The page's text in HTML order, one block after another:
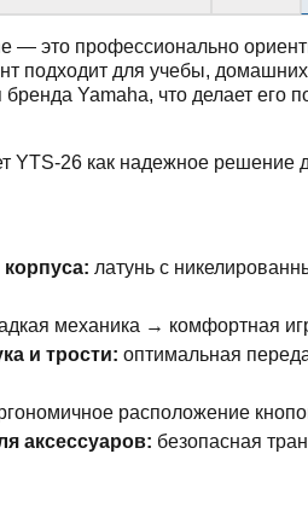
— это профессионально
подходит для учебы,
Yamaha, что делает
26 как надежное решение
латунь с
механика → комфортная
и трости: оптимальная
расположение
аксессуаров: безопасная